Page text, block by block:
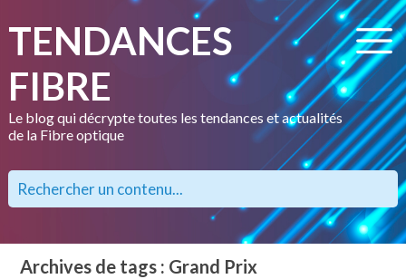
TENDANCES
FIBRE
Le blog qui décrypte toutes les tendances et actualités
de la Fibre optique
Archives de tags : Grand Prix